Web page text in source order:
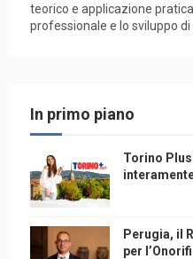
teorico e applicazione
professionale e lo sviluppo
In primo piano
Torino
Perugia, il
per